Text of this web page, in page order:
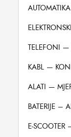
TELEFONI —
KABL —
ALATI —
BATERIJE –
E-SCOOTER